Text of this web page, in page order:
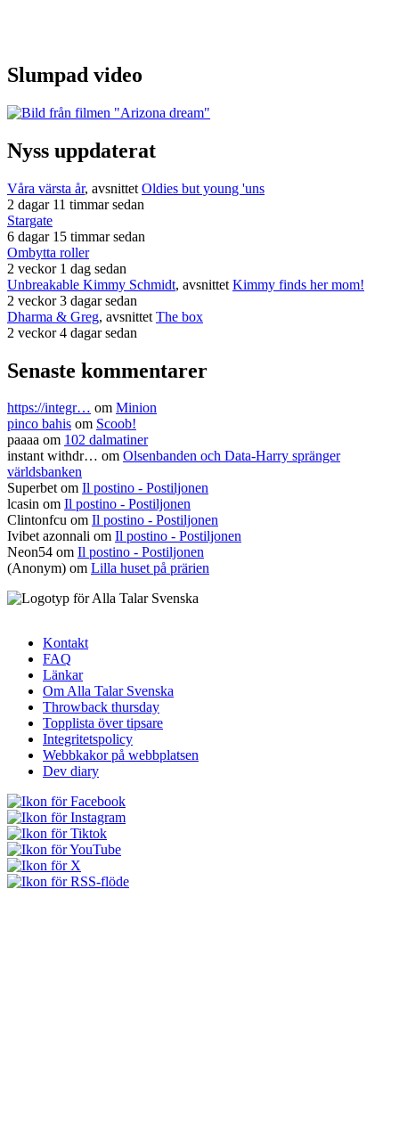
Slumpad video
Nyss uppdaterat
Våra värsta år, avsnittet Oldies but young 'uns
2 dagar 11 timmar sedan
Stargate
6 dagar 15 timmar sedan
Ombytta roller
2 veckor 1 dag sedan
Unbreakable Kimmy Schmidt, avsnittet Kimmy finds her mom!
2 veckor 3 dagar sedan
Dharma & Greg, avsnittet The box
2 veckor 4 dagar sedan
Senaste kommentarer
https://integr… om Minion
pinco bahis om Scoob!
paaaa om 102 dalmatiner
instant withdr… om Olsenbanden och Data-Harry spränger
världsbanken
Superbetom Il postino - Postiljonen
lcasin om Il postino - Postiljonen
Clintonfcu om Il postino - Postiljonen
Ivibet azonnali om Il postino - Postiljonen
Neon54 om Il postino - Postiljonen
(Anonym) om Lilla huset på prärien
Sidfotsmeny
Kontakt
FAQ
Länkar
Om Alla Talar Svenska
Throwback thursday
Topplista över tipsare
Integritetspolicy
Webbkakor på webbplatsen
Dev diary